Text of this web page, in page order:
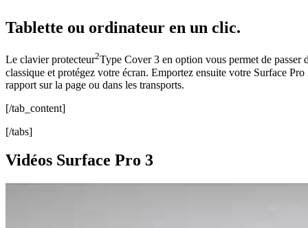
Tablette ou ordinateur en un clic.
Le clavier protecteur2Type Cover 3 en option vous permet de passer
classique et protégez votre écran. Emportez ensuite votre Surface
rapport sur la page ou dans les transports.
[/tab_content]
[/tabs]
Vidéos Surface Pro 3